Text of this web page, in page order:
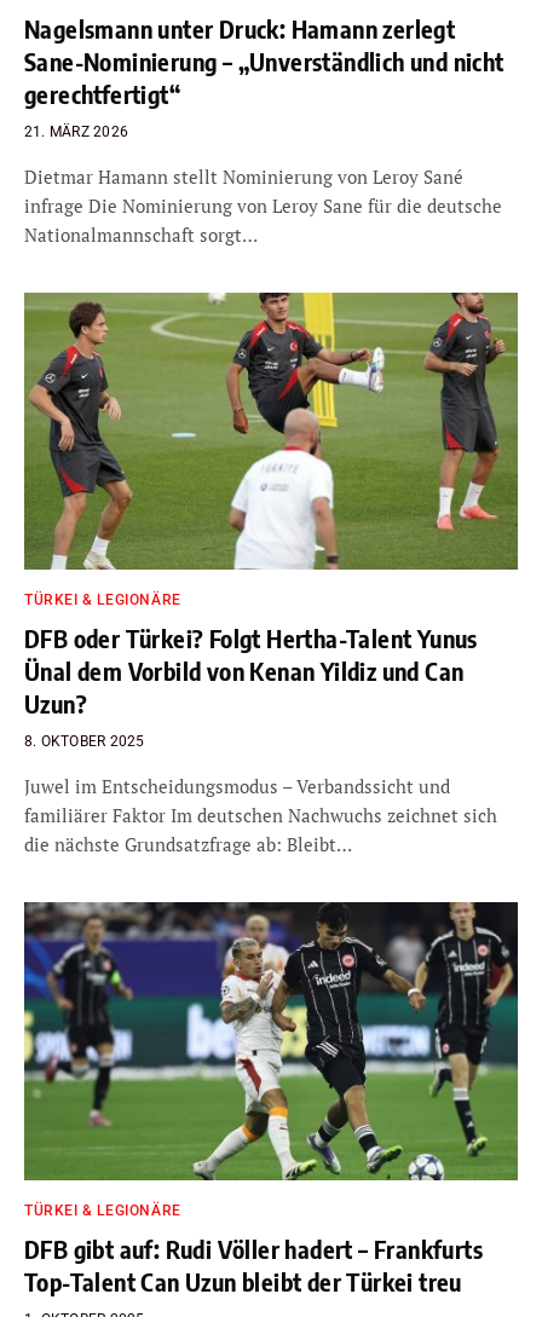
Nagelsmann unter Druck: Hamann zerlegt
Sane-Nominierung – „Unverständlich und nicht
gerechtfertigt“
21. MÄRZ 2026
Dietmar Hamann stellt Nominierung von Leroy Sané
infrage Die Nominierung von Leroy Sane für die deutsche
Nationalmannschaft sorgt…
TÜRKEI & LEGIONÄRE
DFB oder Türkei? Folgt Hertha-Talent Yunus
Ünal dem Vorbild von Kenan Yildiz und Can
Uzun?
8. OKTOBER 2025
Juwel im Entscheidungsmodus – Verbandssicht und
familiärer Faktor Im deutschen Nachwuchs zeichnet sich
die nächste Grundsatzfrage ab: Bleibt…
TÜRKEI & LEGIONÄRE
DFB gibt auf: Rudi Völler hadert – Frankfurts
Top-Talent Can Uzun bleibt der Türkei treu